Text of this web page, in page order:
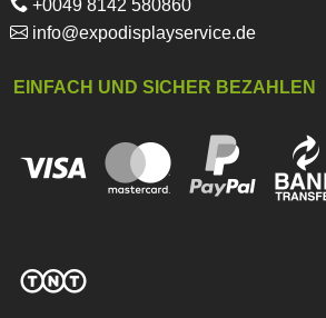
+0049 8142 580860
info@expodisplayservice.de
EINFACH UND SICHER BEZAHLEN